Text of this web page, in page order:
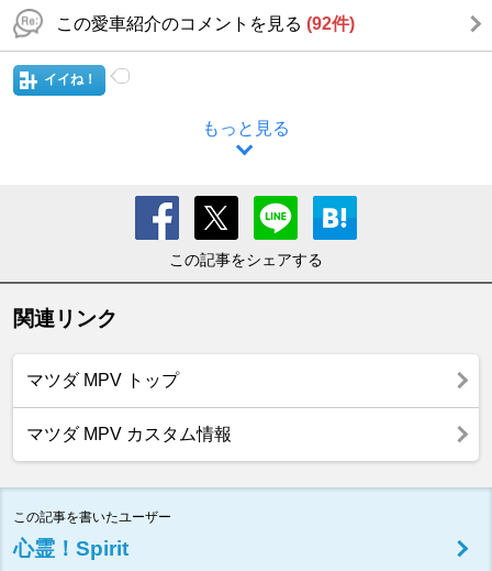
この愛車紹介のコメントを見る (92件)
イイね！
もっと見る
この記事をシェアする
関連リンク
マツダ MPV トップ
マツダ MPV カスタム情報
この記事を書いたユーザー
心霊！Spirit